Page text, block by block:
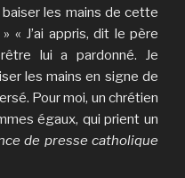
les mains de cette
« J’ai appris, dit le père
lui a pardonné. Je
les mains en signe de
Pour moi, un chrétien
égaux, qui prient un
de presse catholique